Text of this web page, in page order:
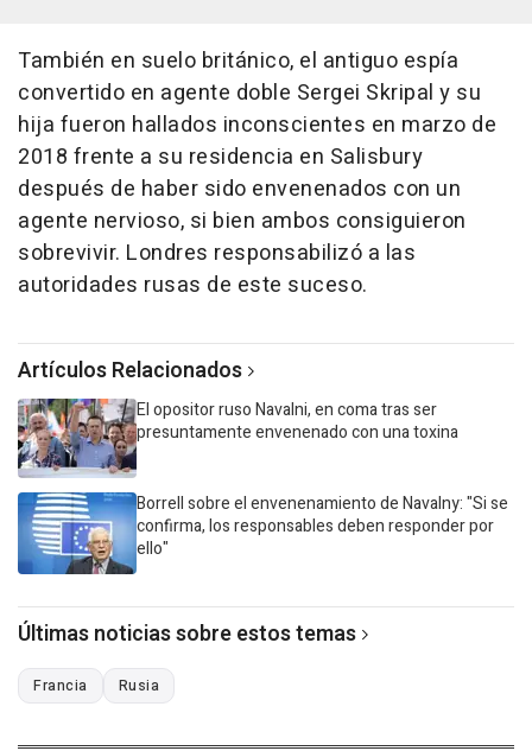
También en suelo británico, el antiguo espía
convertido en agente doble Sergei Skripal y su
hija fueron hallados inconscientes en marzo de
2018 frente a su residencia en Salisbury
después de haber sido envenenados con un
agente nervioso, si bien ambos consiguieron
sobrevivir. Londres responsabilizó a las
autoridades rusas de este suceso.
Artículos Relacionados
El opositor ruso Navalni, en coma tras ser
presuntamente envenenado con una toxina
Borrell sobre el envenenamiento de Navalny: "Si se
confirma, los responsables deben responder por
ello"
Últimas noticias sobre estos temas
Francia Rusia